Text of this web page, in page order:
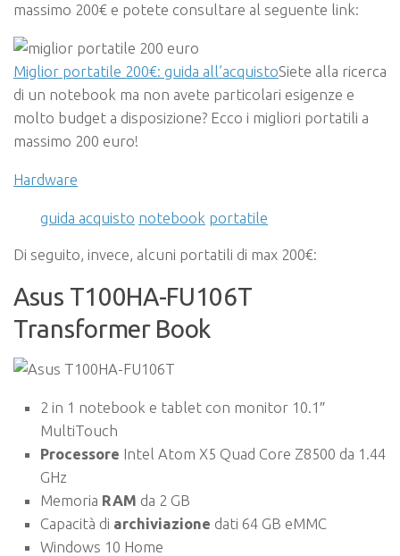
massimo 200€ e potete consultare al seguente link:
Miglior portatile 200€: guida all’acquistoSiete alla ricerca
di un notebook ma non avete particolari esigenze e
molto budget a disposizione? Ecco i migliori portatili a
massimo 200 euro!
Hardware
guida acquisto notebook portatile
Di seguito, invece, alcuni portatili di max 200€:
Asus T100HA-FU106T
Transformer Book
2 in 1 notebook e tablet con monitor 10.1″
MultiTouch
Processore Intel Atom X5 Quad Core Z8500 da 1.44
GHz
Memoria RAM da 2 GB
Capacità di archiviazione dati 64 GB eMMC
Windows 10 Home